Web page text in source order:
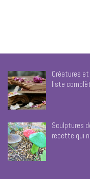
Créatures
liste
Sculptures
recette qui